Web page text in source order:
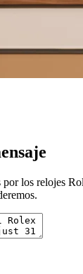
por los relojes